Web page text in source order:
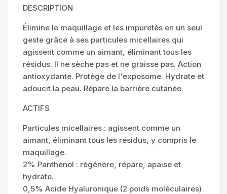
DESCRIPTION
Élimine le maquillage et les impuretés en un seul
geste grâce à ses particules micellaires qui
agissent comme un aimant, éliminant tous les
résidus. Il ne sèche pas et ne graisse pas. Action
antioxydante. Protège de l'exposome. Hydrate et
adoucit la peau. Répare la barrière cutanée.
ACTIFS
Particules micellaires : agissent comme un
aimant, éliminant tous les résidus, y compris le
maquillage.
2% Panthénol : régénère, répare, apaise et
hydrate.
0,5% Acide Hyaluronique (2 poids moléculaires)